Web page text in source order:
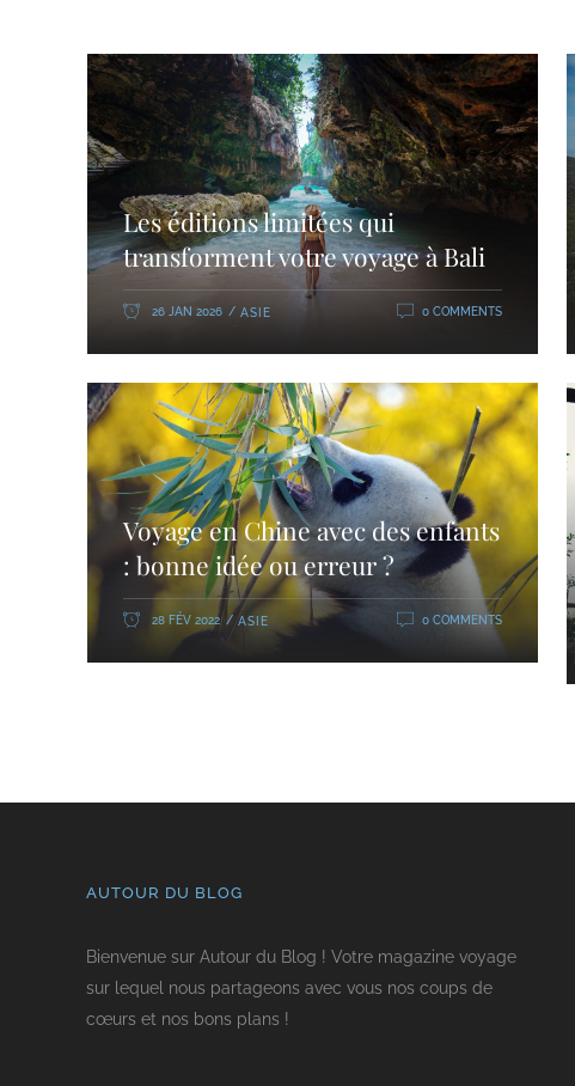
Les éditions limitées qui
transforment votre voyage à Bali
26 JAN 2026 ASIE 0 COMMENTS
Voyage en Chine avec des enfants
: bonne idée ou erreur ?
28 FÉV 2022 ASIE 0 COMMENTS
AUTOUR DU BLOG
Bienvenue sur Autour du Blog ! Votre magazine voyage
sur lequel nous partageons avec vous nos coups de
cœurs et nos bons plans !